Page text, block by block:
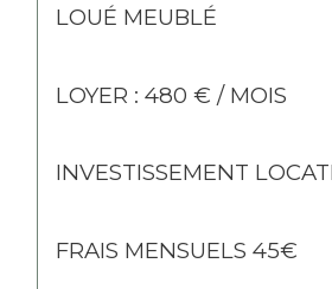
LOUÉ MEUBLÉ
LOYER : 480 € / MOIS
INVESTISSEMENT
FRAIS MENSUELS 45€